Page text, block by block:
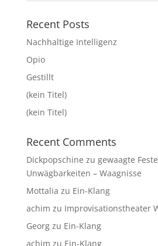
Recent Posts
Nachhaltige Intelligenz
Opio
Gestillt
(kein Titel)
(kein Titel)
Recent Comments
Dickpopschine zu gewaagte
Unwägbarkeiten – Waagnisse
Mottalia zu Ein-Klang
achim zu Improvisationstheater
Georgzu Ein-Klang
achim zu Ein-Klang